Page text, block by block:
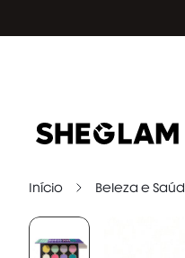
Início Beleza e